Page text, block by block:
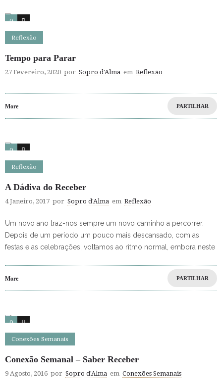
0 4
Reflexão
Tempo para Parar
27 Fevereiro, 2020 por Sopro d'Alma em Reflexão
More PARTILHAR
0 0
Reflexão
A Dádiva do Receber
4 Janeiro, 2017 por Sopro d'Alma em Reflexão
Um novo ano traz-nos sempre um novo caminho a percorrer.
Depois de um período um pouco mais descansado, com as
festas e as celebrações, voltamos ao ritmo normal, embora neste
More PARTILHAR
0 0
Conexões Semanais
Conexão Semanal – Saber Receber
9 Agosto, 2016 por Sopro d'Alma em Conexões Semanais